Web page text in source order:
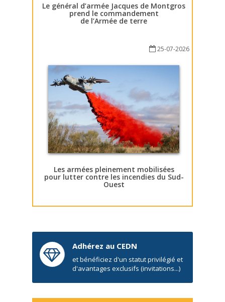
Le général d’armée Jacques de Montgros
prend le commandement
de l’Armée de terre
25-07-2026
Les armées pleinement mobilisées
pour lutter contre les incendies du Sud-
Ouest
Adhérez au CEDN
et bénéficiez d'un statut privilégié et
d'avantages exclusifs (invitations...)